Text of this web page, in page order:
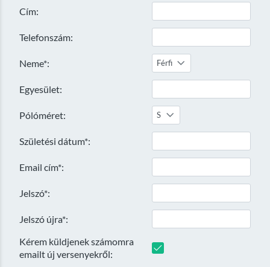
Cím:
Telefonszám:
Neme*: Férfi
Egyesület:
Pólóméret: S
Születési dátum*:
Email cím*:
Jelszó*:
Jelszó újra*:
Kérem küldjenek számomra
emailt új versenyekről: